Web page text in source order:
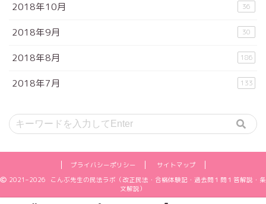
2018年10月 36
2018年9月 30
2018年8月 186
2018年7月 133
プライバシーポリシー
サイトマップ
2021–2026 こんぶ先生の民法ラボ（改正民法・合格体験記・過去問１問１答解説・条
文解説）